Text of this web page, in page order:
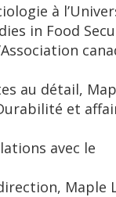
à
in Food
au détail,
et
avec le
Maple